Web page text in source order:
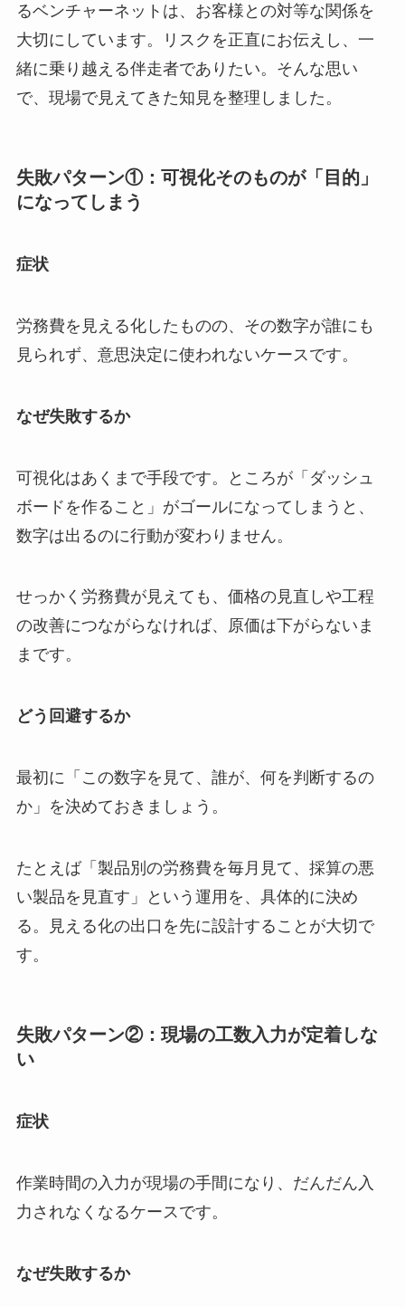
るベンチャーネットは、お客様との対等な関係を
大切にしています。リスクを正直にお伝えし、一
緒に乗り越える伴走者でありたい。そんな思い
で、現場で見えてきた知見を整理しました。
失敗パターン①：可視化そのものが「目的」
になってしまう
症状
労務費を見える化したものの、その数字が誰にも
見られず、意思決定に使われないケースです。
なぜ失敗するか
可視化はあくまで手段です。ところが「ダッシュ
ボードを作ること」がゴールになってしまうと、
数字は出るのに行動が変わりません。
せっかく労務費が見えても、価格の見直しや工程
の改善につながらなければ、原価は下がらないま
まです。
どう回避するか
最初に「この数字を見て、誰が、何を判断するの
か」を決めておきましょう。
たとえば「製品別の労務費を毎月見て、採算の悪
い製品を見直す」という運用を、具体的に決め
る。見える化の出口を先に設計することが大切で
す。
失敗パターン②：現場の工数入力が定着しな
い
症状
作業時間の入力が現場の手間になり、だんだん入
力されなくなるケースです。
なぜ失敗するか